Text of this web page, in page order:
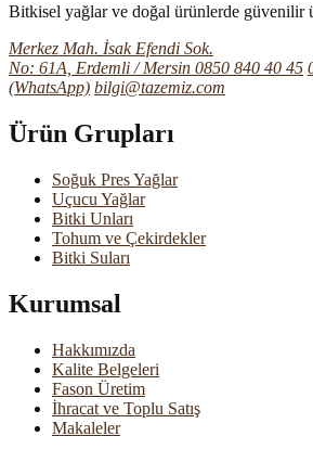
Bitkisel yağlar ve doğal ürünlerde güvenilir
Merkez Mah. İsak Efendi Sok.
No: 61A, Erdemli / Mersin 0850 840 40 45
(WhatsApp) bilgi@tazemiz.com
Ürün Grupları
Soğuk Pres Yağlar
Uçucu Yağlar
Bitki Unları
Tohum ve Çekirdekler
Bitki Suları
Kurumsal
Hakkımızda
Kalite Belgeleri
Fason Üretim
İhracat ve Toplu Satış
Makaleler